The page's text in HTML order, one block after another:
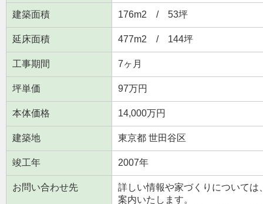
建築面積 176m2 / 53坪
延床面積 477m2 / 144坪
工事期間 7ヶ月
坪単価 97万円
本体価格 14,000万円
建築地 東京都 世田谷区
竣工年 2007年
お問い合わせ先
詳しい情報や家づくりについて
案内いたします。